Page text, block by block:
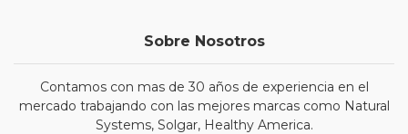
Sobre Nosotros
Contamos con mas de 30 años de experiencia en el
mercado trabajando con las mejores marcas como Natural
Systems, Solgar, Healthy America.